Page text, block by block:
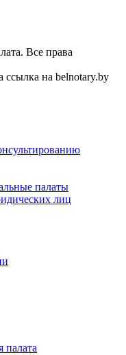
Все права
ссылка на belnotary.by
палаты
лиц
палата